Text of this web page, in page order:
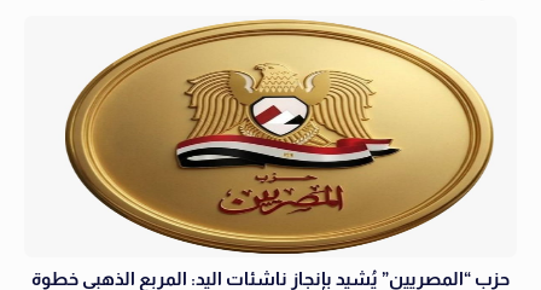
حزب “المصريين” يُشيد بإنجاز ناشئات اليد: المربع الذهبي خطوة